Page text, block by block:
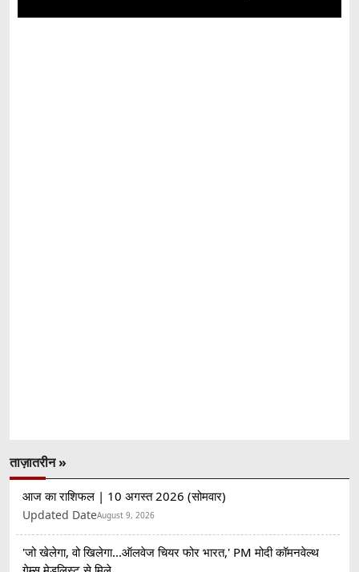
ताज़ातरीन »
आज का राशिफल | 10 अगस्त 2026 (सोमवार)
Updated DateAugust 9, 2026
'जो खेलेगा, वो खिलेगा...ऑलवेज चियर फोर भारत,' PM मोदी कॉमनवेल्थ